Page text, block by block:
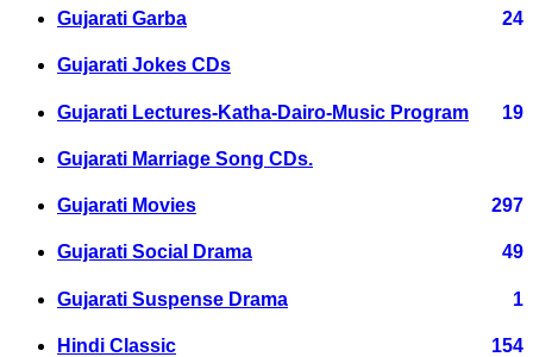
Gujarati Garba 24
Gujarati Jokes CDs
Gujarati Lectures-Katha-Dairo-Music Program 19
Gujarati Marriage Song CDs.
Gujarati Movies 297
Gujarati Social Drama 49
Gujarati Suspense Drama 1
Hindi Classic 154